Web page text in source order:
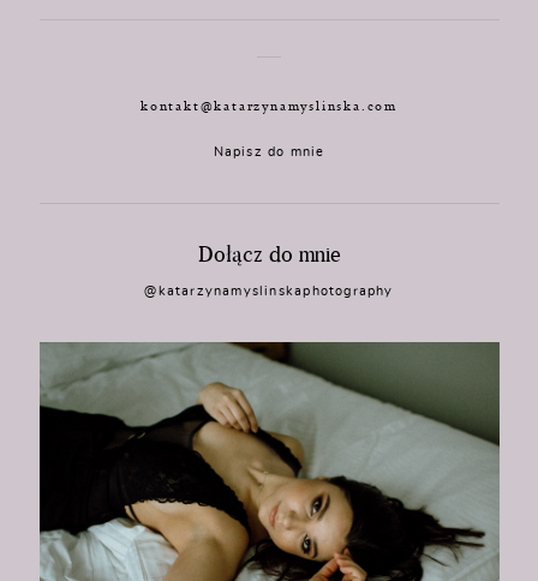
kontakt@katarzynamyslinska.com
Napisz do mnie
Dołącz do mnie
@katarzynamyslinskaphotography